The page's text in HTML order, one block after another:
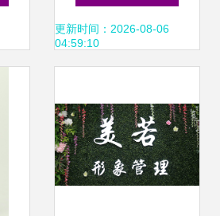
名片
更新时间：2026-08-06
04:59:10